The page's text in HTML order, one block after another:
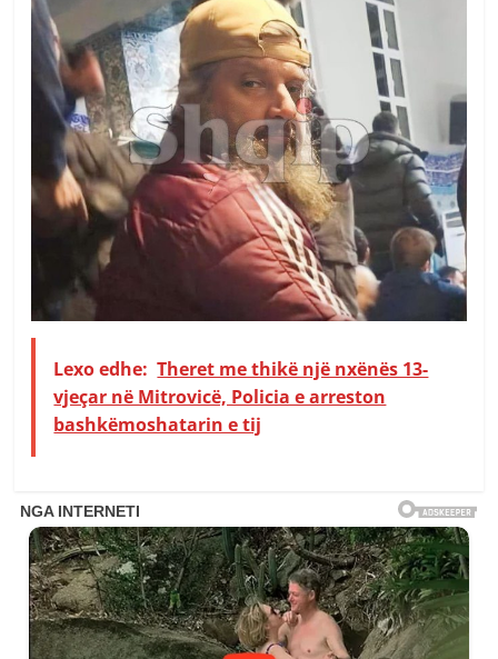
Lexo edhe: Theret me thikë një nxënës 13-
vjeçar në Mitrovicë, Policia e arreston
bashkëmoshatarin e tij